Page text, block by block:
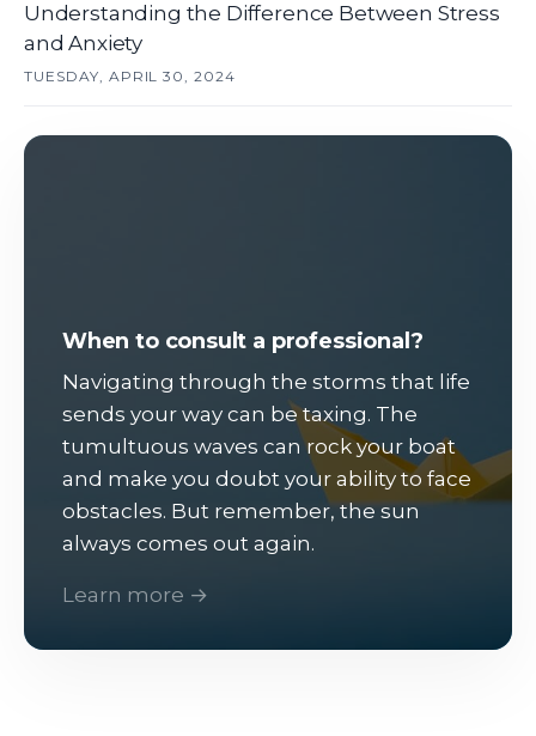
Understanding the Difference Between Stress
and Anxiety
TUESDAY, APRIL 30, 2024
When to consult a professional?
Navigating through the storms that life
sends your way can be taxing. The
tumultuous waves can rock your boat
and make you doubt your ability to face
obstacles. But remember, the sun
always comes out again.
Learn more →